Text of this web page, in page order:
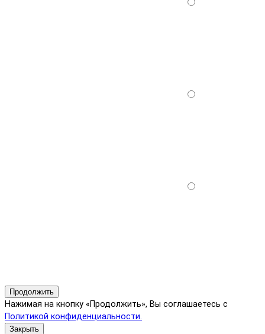
Продолжить
Нажимая на кнопку «Продолжить», Вы соглашаетесь с
Политикой конфиденциальности.
Закрыть